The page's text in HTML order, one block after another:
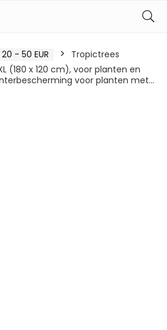
20 - 50 EUR
Tropictrees
(180 x 120 cm), voor planten en
voor planten met…